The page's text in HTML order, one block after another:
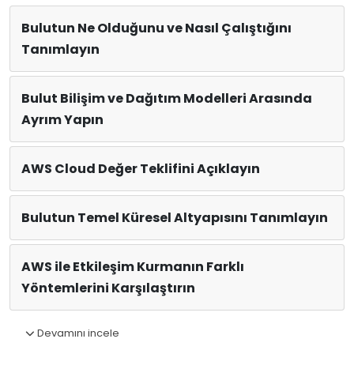
Bulutun Ne Olduğunu ve Nasıl Çalıştığını
Tanımlayın
Bulut Bilişim ve Dağıtım Modelleri Arasında
Ayrım Yapın
AWS Cloud Değer Teklifini Açıklayın
Bulutun Temel Küresel Altyapısını Tanımlayın
AWS ile Etkileşim Kurmanın Farklı
Yöntemlerini Karşılaştırın
Devamını incele